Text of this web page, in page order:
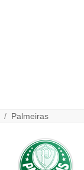
/ Palmeiras